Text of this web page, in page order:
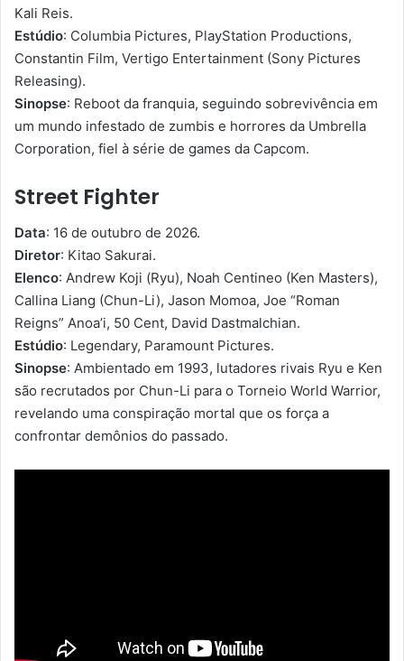
Kali Reis.
Estúdio: Columbia Pictures, PlayStation Productions,
Constantin Film, Vertigo Entertainment (Sony Pictures
Releasing).
Sinopse: Reboot da franquia, seguindo sobrevivência em
um mundo infestado de zumbis e horrores da Umbrella
Corporation, fiel à série de games da Capcom.
Street Fighter
Data: 16 de outubro de 2026.
Diretor: Kitao Sakurai.
Elenco: Andrew Koji (Ryu), Noah Centineo (Ken Masters),
Callina Liang (Chun-Li), Jason Momoa, Joe “Roman
Reigns” Anoa’i, 50 Cent, David Dastmalchian.
Estúdio: Legendary, Paramount Pictures.
Sinopse: Ambientado em 1993, lutadores rivais Ryu e Ken
são recrutados por Chun-Li para o Torneio World Warrior,
revelando uma conspiração mortal que os força a
confrontar demônios do passado.